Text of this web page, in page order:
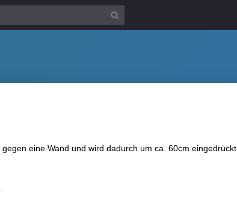
eine Wand und wird dadurch um ca. 60cm eingedrückt.